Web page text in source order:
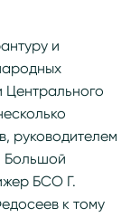
и
Центрального
руководителем
Большой
БСО Г.
к тому